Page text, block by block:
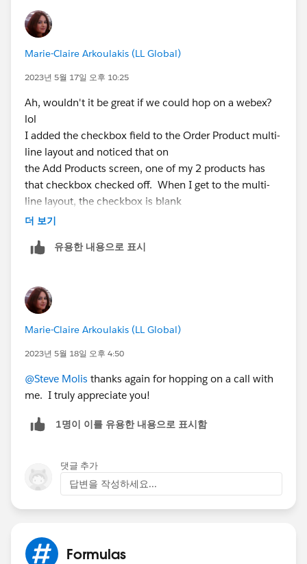
Marie-Claire Arkoulakis (LL Global)
2023년 5월 17일 오후 10:25
Ah, wouldn't it be great if we could hop on a webex?
lol
I added the checkbox field to the Order Product multi-
line layout and noticed that on
the Add Products screen, one of my 2 products has
that checkbox checked off. When I get to the multi-
line layout, the checkbox is blank
더 보기
유용한 내용으로 표시
Marie-Claire Arkoulakis (LL Global)
2023년 5월 18일 오후 4:50
@Steve Molis thanks again for hopping on a call with
me. I truly appreciate you!
1명이 이를 유용한 내용으로 표시함
댓글 추가
답변을 작성하세요...
Formulas